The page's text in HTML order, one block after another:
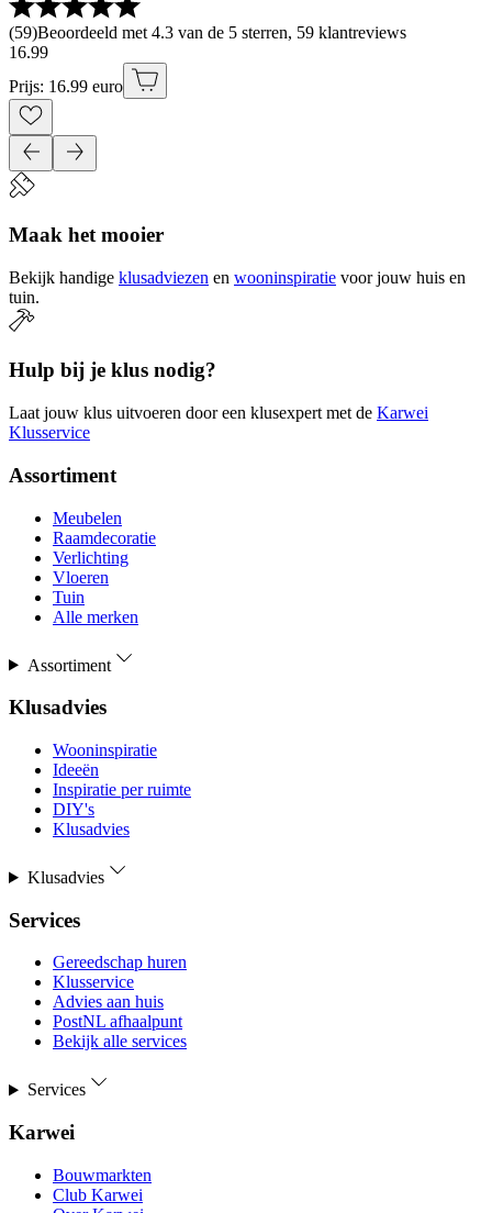
(59)Beoordeeld met 4.3 van de 5 sterren, 59 klantreviews
16.99
Prijs: 16.99 euro
Maak het mooier
Bekijk handige klusadviezen en wooninspiratie voor jouw huis en
tuin.
Hulp bij je klus nodig?
Laat jouw klus uitvoeren door een klusexpert met de Karwei
Klusservice
Assortiment
Meubelen
Raamdecoratie
Verlichting
Vloeren
Tuin
Alle merken
Assortiment
Klusadvies
Wooninspiratie
Ideeën
Inspiratie per ruimte
DIY's
Klusadvies
Klusadvies
Services
Gereedschap huren
Klusservice
Advies aan huis
PostNL afhaalpunt
Bekijk alle services
Services
Karwei
Bouwmarkten
Club Karwei